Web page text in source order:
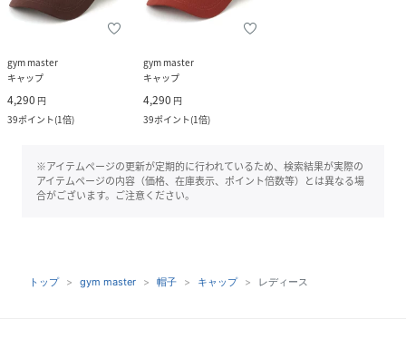
gym master
キャップ
4,290 円
39ポイント(1倍)
gym master
キャップ
4,290 円
39ポイント(1倍)
※アイテムページの更新が定期的に行われているため、検索結果が実際の
アイテムページの内容（価格、在庫表示、ポイント倍数等）とは異なる場
合がございます。ご注意ください。
トップ gym master 帽子 キャップ レディース